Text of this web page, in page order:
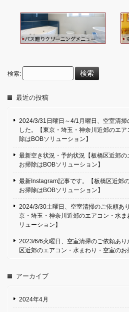
検索:
最近の投稿
2024/3/31日曜日～4/1月曜日、空室清掃
した。【東京・埼玉・神奈川近郊のエ
除はBOBソリューション】
最新空き状況・予約状況【板橋区近郊
お掃除はBOBソリューション】
最新Instagram記事です。【板橋区近郊
お掃除はBOBソリューション】
2024/3/30土曜日、空室清掃のご依頼あ
京・埼玉・神奈川近郊のエアコン・水
リューション】
2023/6/6火曜日、空室清掃のご依頼あ
区近郊のエアコン・水まわり・空室のお
アーカイブ
2024年4月